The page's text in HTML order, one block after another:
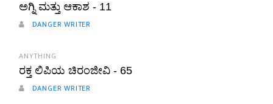
ಅಗ್ನಿ ಮತ್ತು ಆಕಾಶ - 11
DANGER WRITER
ANYTHING
ರಕ್ತ ಲಿಪಿಯ ಚಿರಂಜೀವಿ - 65
DANGER WRITER